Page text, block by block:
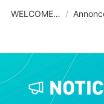
WELCOME (FRA)_old /